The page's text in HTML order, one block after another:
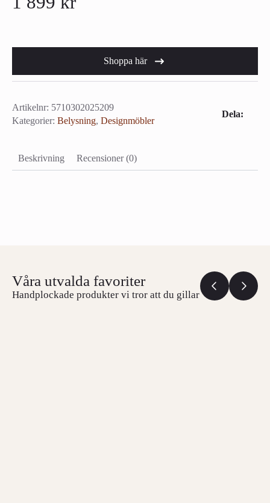
Shoppa här
Artikelnr: 5710302025209
Kategorier: Belysning, Designmöbler
Dela:
Beskrivning Recensioner (0)
Våra utvalda favoriter
Handplockade produkter vi tror att du gillar